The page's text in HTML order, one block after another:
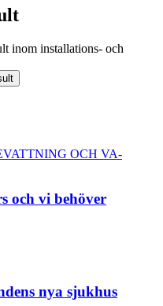
inom installations- och
OCH VA-
och vi behöver
nya sjukhus